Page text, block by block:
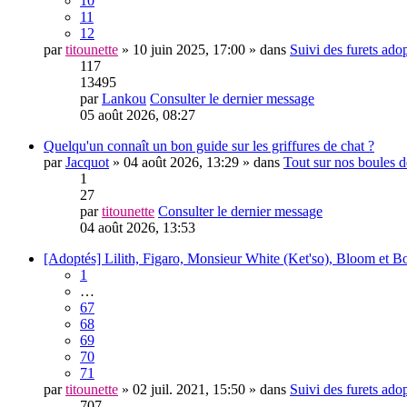
11
12
partitounette » 10 juin 2025, 17:00 » dans Suivi des furets
117
13495
parLankou Consulter le dernier message
05 août 2026, 08:27
Quelqu'un connaît un bon guide sur les griffures de chat ?
parJacquot » 04 août 2026, 13:29 » dans Tout sur nos boules
1
27
partitounette Consulter le dernier message
04 août 2026, 13:53
[Adoptés] Lilith, Figaro, Monsieur White (Ket'so), Bloom et
1
…
67
68
69
70
71
partitounette » 02 juil. 2021, 15:50 » dans Suivi des furets